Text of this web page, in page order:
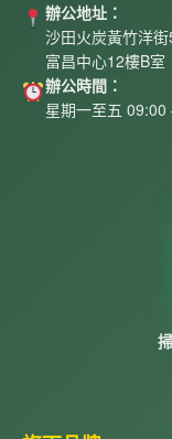
辦公地址：
沙田火炭黃竹洋
富昌中心12樓B室
辦公時間：
星期一至五 09:00